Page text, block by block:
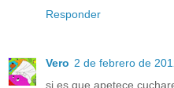
Responder
Vero 2 de febrero de
si es que apetece